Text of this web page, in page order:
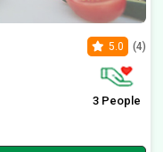
5.0 (4)
3 People